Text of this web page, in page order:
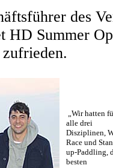
des
HD Summer
„Wir hatten
alle drei
Disziplinen,
Race und
up-Paddling,
besten